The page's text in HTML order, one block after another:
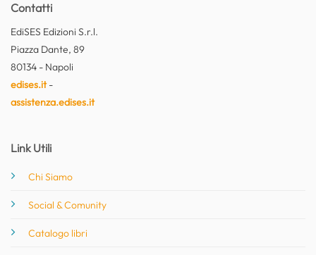
Contatti
EdiSES Edizioni S.r.l.
Piazza Dante, 89
80134 - Napoli
edises.it-
assistenza.edises.it
Link Utili
Chi Siamo
Social & Comunity
Catalogo libri